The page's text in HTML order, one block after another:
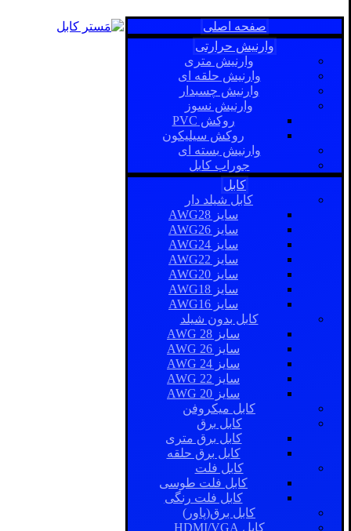
صفحه اصلی
وارنیش حرارتی
وارنیش متری
وارنیش حلقه ای
وارنیش چسبدار
وارنیش نسوز
روکش PVC
روکش سیلیکون
وارنیش بسته ای
جوراب کابل
کابل
کابل شیلد دار
سایز AWG28
سایز AWG26
سایز AWG24
سایز AWG22
سایز AWG20
سایز AWG18
سایز AWG16
کابل بدون شیلد
سایز AWG 28
سایز AWG 26
سایز AWG 24
سایز AWG 22
سایز AWG 20
کابل میکروفن
کابل برق
کابل برق متری
کابل برق حلقه
کابل فلت
کابل فلت طوسی
کابل فلت رنگی
کابل برق(پاور)
کابل HDMI/VGA